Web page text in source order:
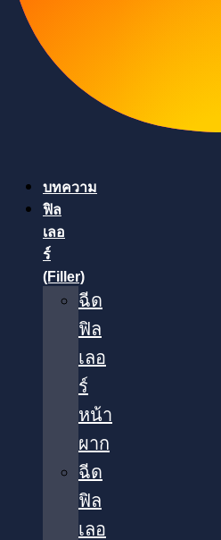
บทความ
ฟิล
เลอ
ร์
(Filler)
ฉีด
ฟิล
เลอ
ร์
หน้า
ผาก
ฉีด
ฟิล
เลอ